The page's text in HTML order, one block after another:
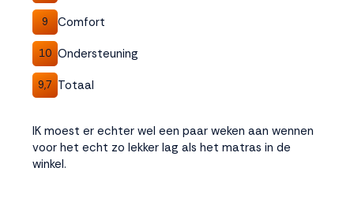
9 Comfort
10 Ondersteuning
9,7 Totaal
IK moest er echter wel een paar weken aan wennen
voor het echt zo lekker lag als het matras in de
winkel.